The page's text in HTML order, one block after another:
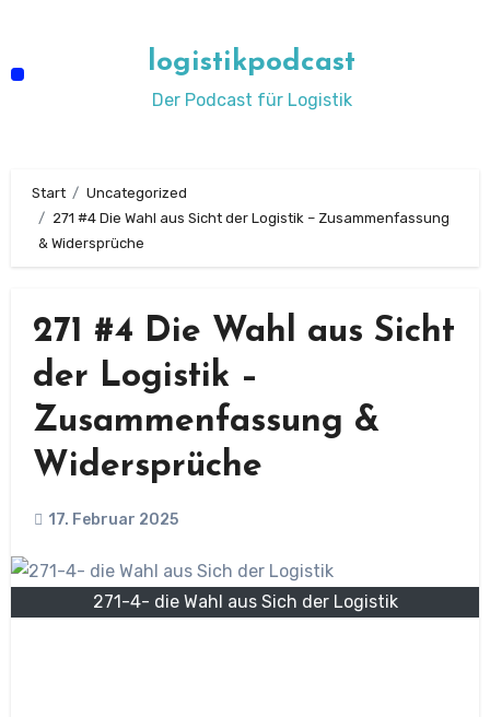
springen
logistikpodcast
Der Podcast für Logistik
Start
Uncategorized
271 #4 Die Wahl aus Sicht der Logistik – Zusammenfassung
& Widersprüche
271 #4 Die Wahl aus Sicht
der Logistik –
Zusammenfassung &
Widersprüche
17. Februar 2025
271-4- die Wahl aus Sich der Logistik